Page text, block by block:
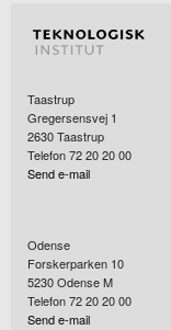
Taastrup
Gregersensvej 1
2630Taastrup
Telefon 72 20 20 00
Send e-mail
Odense
Forskerparken 10
5230Odense M
Telefon 72 20 20 00
Send e-mail